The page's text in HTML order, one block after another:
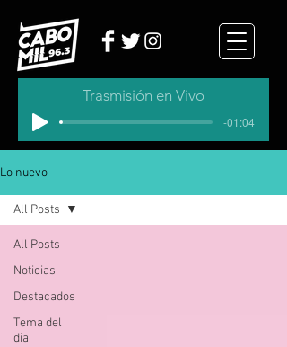
Trasmisión en Vivo
-01:04
Lo nuevo
All Posts
Noticias
Destacados
Tema del
dia
All Posts